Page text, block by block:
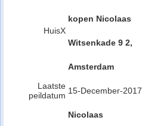
HuisX
kopen Nicolaas
Witsenkade 9 2,
Amsterdam
Laatste
peildatum 15-December-2017
Nicolaas